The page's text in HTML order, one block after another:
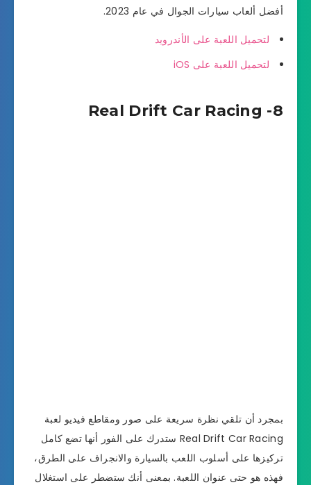
أفضل ألعاب سيارات الجوال في عام 2023.
لتحميل اللعبة على الأندرويد
لتحميل اللعبة على iOS
8- Real Drift Car Racing
بمجرد أن تلقي نظرة سريعة على صور ومقاطع فيديو لعبة
Real Drift Car Racing ستدرك على الفور أنها تضع كامل
تركيزها على أسلوب اللعب بالسيارة والانجراف على الطرق،
فهذه هو حتى عنوان اللعبة. بمعنى أنك ستضطر على استغلال